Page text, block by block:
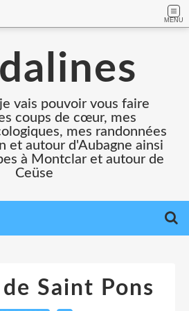
MENU
vais pouvoir vous faire
coups de cœur, mes
mes randonnées
et autour d'Aubagne ainsi
à Montclar et autour de
Ceüse
Saint Pons